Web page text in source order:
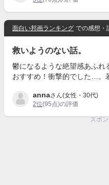
面白い邦画ランキング での感想・
救いようのない話。
鬱になるような絶望感あふれ
おすすめ！衝撃的でした…。
annaさん(女性・30代)
2位(95点)の評価
スポ